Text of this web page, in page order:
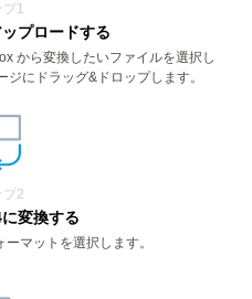
プ1
プロードする
から変換したいファイルを選択し
にドラッグ&ドロップします。
プ2
変換する
マットを選択します。